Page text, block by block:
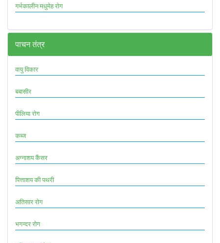
गर्भकालीन मधुमेह रोग
पाचन तंत्र
वायु विकार
बबासीर
पीलिया रोग
कब्ज
अग्नाशय कैंसर
पित्ताशय की पथरी
अतिसार रोग
भगन्दर रोग